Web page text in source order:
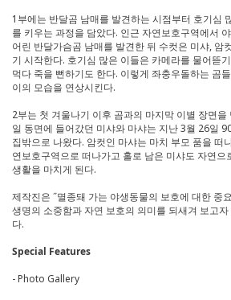
1부에는 반달곰 남매를 발견하는 시점부터 호기심
를 키우는 과정을 담았다. 인근 자연보호구역에서
어린 반달가슴곰 남매를 발견한 뒤 수컷은 미샤, 암
기 시작한다. 호기심 많은 이들은 카메라를 물어뜯
먹다 죽을 뻔하기도 한다. 이렇게 좌충우돌하는 곰
이의 모습을 연상시킨다.
2부는 첫 겨울나기 이후 곰과의 마지막 이별 장면
일 동면에 들어갔던 미샤와 마샤는 지난 3월 26일
집밖으로 나왔다. 암컷인 마샤는 마치 부모 품을 떠
연보호구역으로 떠나가고 홀로 남은 미샤도 자연으
생활을 마치게 된다.
제작진은 ˝멸종돼 가는 야생동물의 보호에 대한 중
생명의 소중함과 자연 보호의 의미를 되새겨 보고
다.
Special Features
- Photo Gallery